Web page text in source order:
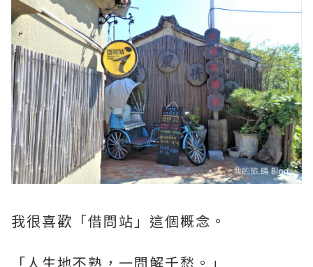
我很喜歡「借問站」這個概念。
「人生地不熟，一問解千愁。」